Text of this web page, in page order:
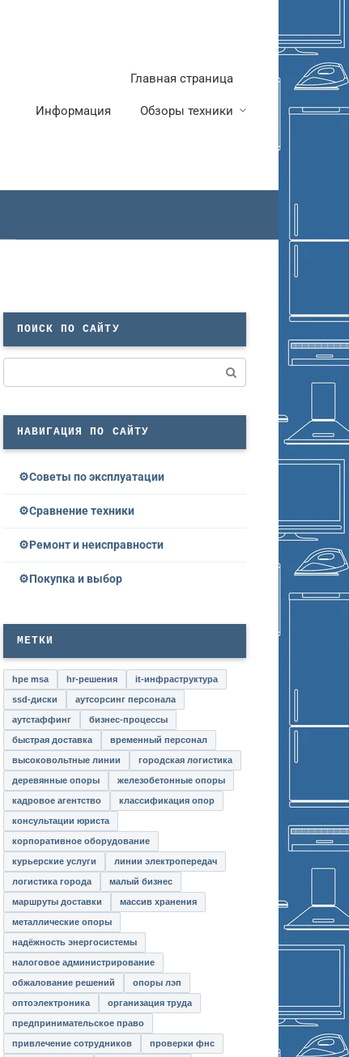
Главная страница
Информация Обзоры техники
ПОИСК ПО САЙТУ
НАВИГАЦИЯ ПО САЙТУ
Советы по эксплуатации
Сравнение техники
Ремонт и неисправности
Покупка и выбор
МЕТКИ
hpe msa hr-решения it-инфраструктура
ssd-диски аутсорсинг персонала
аутстаффинг бизнес-процессы
быстрая доставка временный персонал
высоковольтные линии городская логистика
деревянные опоры железобетонные опоры
кадровое агентство классификация опор
консультации юриста
корпоративное оборудование
курьерские услуги линии электропередач
логистика города малый бизнес
маршруты доставки массив хранения
металлические опоры
надёжность энергосистемы
налоговое администрирование
обжалование решений опоры лэп
оптоэлектроника организация труда
предпринимательское право
привлечение сотрудников проверки фнс